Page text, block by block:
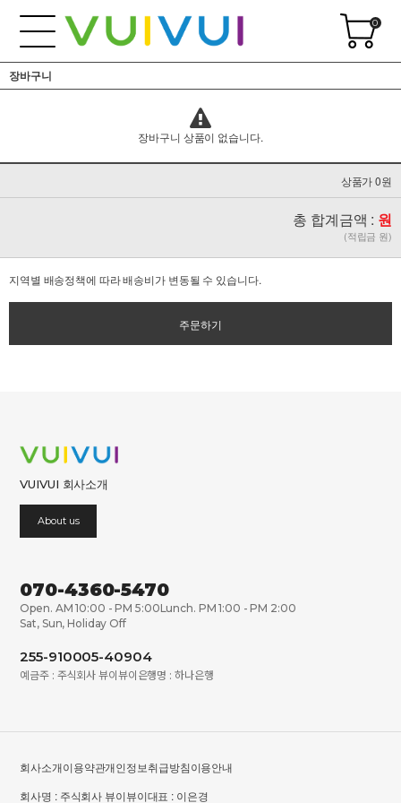
0
장바구니
장바구니 상품이 없습니다.
상품가 0원
총 합계금액 : 원
(적립금 원)
지역별 배송정책에 따라 배송비가 변동될 수 있습니다.
주문하기
VUIVUI 회사소개
About us
070-4360-5470
Open. AM 10:00 - PM 5:00Lunch. PM 1:00 - PM 2:00
Sat, Sun, Holiday Off
255-910005-40904
예금주 : 주식회사 뷰이뷰이은행명 : 하나은행
회사소개이용약관개인정보취급방침이용안내
회사명 : 주식회사 뷰이뷰이대표 : 이은경